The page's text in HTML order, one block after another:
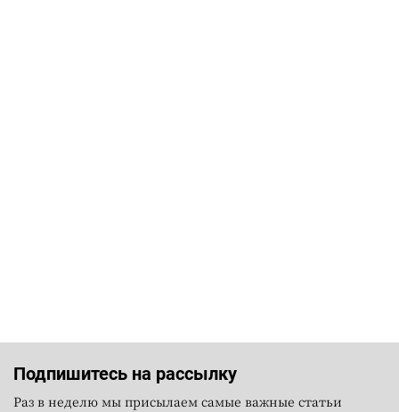
Подпишитесь на рассылку
Раз в неделю мы присылаем самые важные статьи